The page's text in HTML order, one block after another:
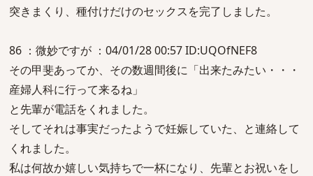
突きまくり、種付けだけのセックスを完了しました。
86 ：微妙ですが ：04/01/28 00:57 ID:UQOfNEF8
その甲斐あってか、その数週間後に「出来たみたい・・・
産婦人科に行って来るね」
と先輩が電話をくれました。
そしてそれは事実だったようで妊娠していた、と連絡して
くれました。
私は何故か嬉しい気持ちで一杯になり、先輩とお祝いをし